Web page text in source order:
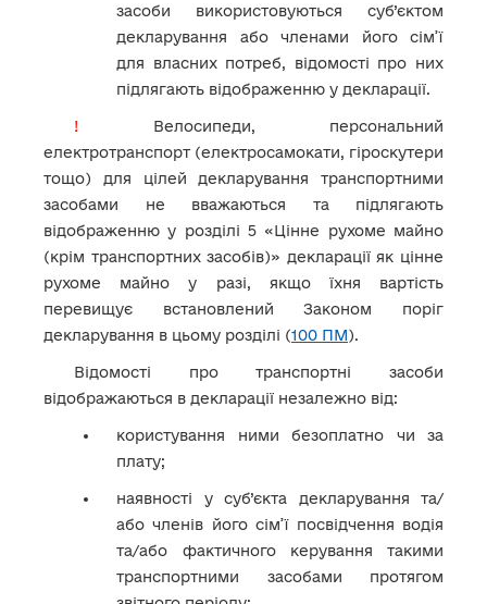
засоби використовуються суб’єктом
декларування або членами його сім’ї
для власних потреб, відомості про них
підлягають відображенню у декларації.
! Велосипеди, персональний
електротранспорт (електросамокати, гіроскутери
тощо) для цілей декларування транспортними
засобами не вважаються та підлягають
відображенню у розділі 5 «Цінне рухоме майно
(крім транспортних засобів)» декларації як цінне
рухоме майно у разі, якщо їхня вартість
перевищує встановлений Законом поріг
декларування в цьому розділі (100 ПМ).
Відомості про транспортні засоби
відображаються в декларації незалежно від:
користування ними безоплатно чи за
плату;
наявності у суб’єкта декларування та/
або членів його сім’ї посвідчення водія
та/або фактичного керування такими
транспортними засобами протягом